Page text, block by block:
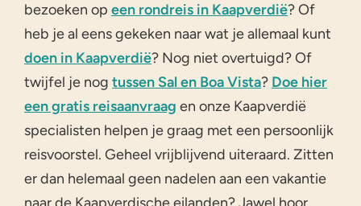
bezoeken op een rondreis in Kaapverdië? Of
heb je al eens gekeken naar wat je allemaal kunt
doen in Kaapverdië? Nog niet overtuigd? Of
twijfel je nog tussen Sal en Boa Vista? Doe hier
een gratis reisaanvraag en onze Kaapverdië
specialisten helpen je graag met een persoonlijk
reisvoorstel. Geheel vrijblijvend uiteraard. Zitten
er dan helemaal geen nadelen aan een vakantie